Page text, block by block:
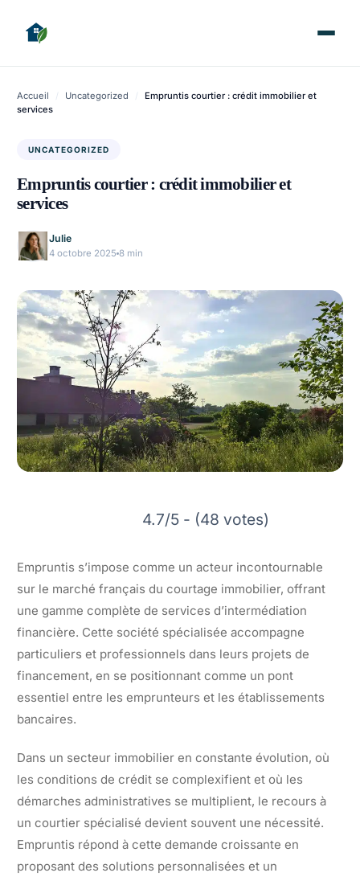
Accueil / Uncategorized /
Empruntis courtier : crédit immobilier et
services
UNCATEGORIZED
Empruntis courtier : crédit immobilier et
services
Julie
4 octobre 2025 8 min
4.7/5 - (48 votes)
Empruntis s’impose comme un acteur incontournable
sur le marché français du courtage immobilier, offrant
une gamme complète de services d’intermédiation
financière. Cette société spécialisée accompagne
particuliers et professionnels dans leurs projets de
financement, en se positionnant comme un pont
essentiel entre les emprunteurs et les établissements
bancaires.
Dans un secteur immobilier en constante évolution, où
les conditions de crédit se complexifient et où les
démarches administratives se multiplient, le recours à
un courtier spécialisé devient souvent une nécessité.
Empruntis répond à cette demande croissante en
proposant des solutions personnalisées et un